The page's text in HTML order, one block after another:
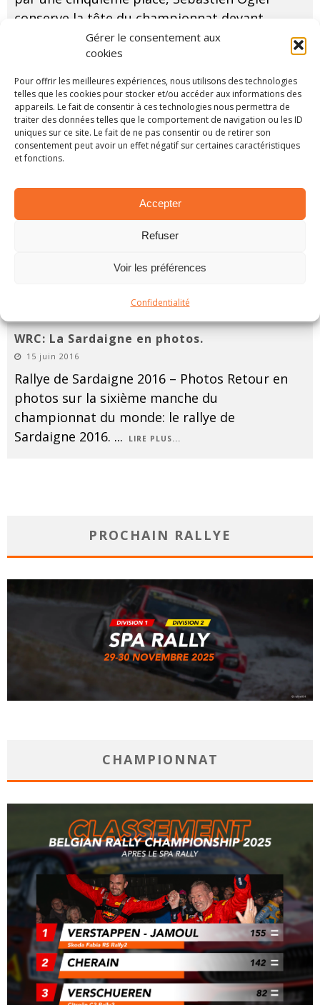
Gérer le consentement aux
cookies
Pour offrir les meilleures expériences, nous utilisons des technologies
telles que les cookies pour stocker et/ou accéder aux informations des
appareils. Le fait de consentir à ces technologies nous permettra de
traiter des données telles que le comportement de navigation ou les ID
uniques sur ce site. Le fait de ne pas consentir ou de retirer son
consentement peut avoir un effet négatif sur certaines caractéristiques
et fonctions.
Accepter
Refuser
Voir les préférences
Confidentialité
conserve la tête du championnat devant
Thierry Neuville. Le pilote belge reprend
néanmoins 4 points au quadruple champion
d... LIRE PLUS...
WRC: La Sardaigne en photos.
15 juin 2016
Rallye de Sardaigne 2016 – Photos Retour en
photos sur la sixième manche du
championnat du monde: le rallye de
Sardaigne 2016. ... LIRE PLUS...
PROCHAIN RALLYE
CHAMPIONNAT